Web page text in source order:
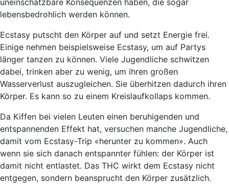
uneinschätzbare Konsequenzen haben, die sogar
lebensbedrohlich werden können.
Ecstasy putscht den Körper auf und setzt Energie frei.
Einige nehmen beispielsweise Ecstasy, um auf Partys
länger tanzen zu können. Viele Jugendliche schwitzen
dabei, trinken aber zu wenig, um ihren großen
Wasserverlust auszugleichen. Sie überhitzen dadurch ihren
Körper. Es kann so zu einem Kreislaufkollaps kommen.
Da Kiffen bei vielen Leuten einen beruhigenden und
entspannenden Effekt hat, versuchen manche Jugendliche,
damit vom Ecstasy-Trip «herunter zu kommen». Auch
wenn sie sich danach entspannter fühlen: der Körper ist
damit nicht entlastet. Das THC wirkt dem Ecstasy nicht
entgegen, sondern beansprucht den Körper zusätzlich.